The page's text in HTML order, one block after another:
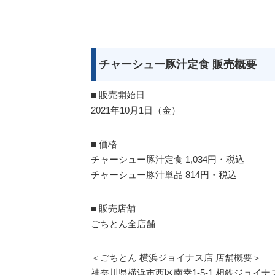
チャーシュー豚汁定食 販売概要
■ 販売開始日
2021年10月1日（金）
■ 価格
チャーシュー豚汁定食 1,034円・税込
チャーシュー豚汁単品 814円・税込
■ 販売店舗
ごちとん全店舗
＜ごちとん 横浜ジョイナス店 店舗概要＞
神奈川県横浜市西区南幸1-5-1 相鉄ジョイナ